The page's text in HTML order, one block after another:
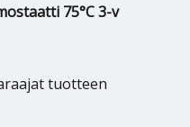
75°C 3-v
tuotteen